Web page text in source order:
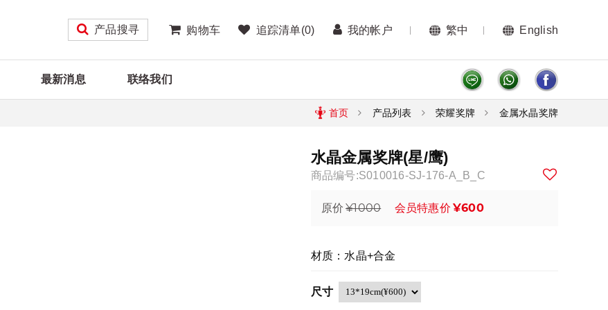
产品搜寻 购物车 追踪清单(0) 我的帐户 繁中 English
最新消息 联络我们
首页 产品列表 荣耀奖牌 金属水晶奖牌
水晶金属奖牌(星/鹰)
商品编号:S010016-SJ-176-A_B_C
原价 ¥1000 会员特惠价 ¥600
材质：水晶+合金
尺寸